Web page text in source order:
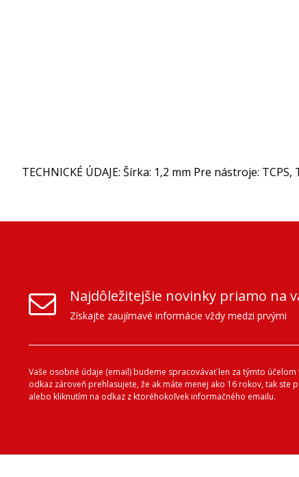
TECHNICKÉ ÚDAJE: Šírka: 1,2 mm Pre nástroje:
Najdôležitejšie novinky priamo na
Získajte zaujímavé informácie vždy medzi prvými
Vaše osobné údaje (email) budeme spracovávať len za týmto
odkaz zároveň prehlasujete, že ak máte menej ako 16 rokov, tak
alebo kliknutím na odkaz z ktoréhokoľvek informačného emailu.